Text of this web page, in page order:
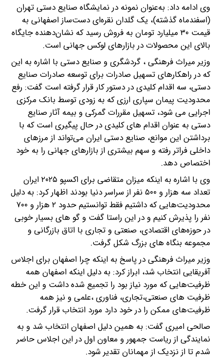
وی ادامه داد: به‌عنوان نمونه در نمایشگاه صنایع دستی تهران
(اسفندماه گذشته)، یک گلدان نقره‌ای دست‌ساز اصفهانی به
قیمت ۳۰ میلیارد تومان به فروش رسید که نشان‌دهنده جایگاه
بالای این محصولات در بازارهای لوکس جهانی است.
وزیر میراث فرهنگی ، گردشگری و صنایع دستی با اشاره به این
که در راهکارهای تسهیل صادرات برای توسعه صادرات صنایع
دستی، سه اقدام کلیدی در دستور کار قرار گرفته است گفت: رفع
محدودیت پیمان‌ سپاری ارزی که به‌ زودی توسط بانک مرکزی
اجرایی می شود، تسهیل مقررات گمرکی و بیمه آثار صنایع
دستی به عنوان اقدام های کلیدی در حال پیگیری است که با
برداشتن این موانع، صنایع دستی ایران می‌تواند از مرزهای
داخلی فراتر رفته و سهم بیشتری از بازارهای جهانی را به خود
اختصاص دهد.
وی با اشاره به اینکه میزان متقاضی برای اکسپو ۲۰۲۵ ایران
تعداد سه هزار و ۵۰۰ نفر از سراسر دنیا بودند اظهار کرد: به دلیل
محدودیت‌هایی که داشتیم فقط توانستیم حدود ۲ هزار و ۷۰۰
نفر را پذیرش کنیم و در این راستا گفت و گو های بسیار خوبی
در حوزه‌های اقتصادی، صنعتی و تجاری با اتاق بازرگانی و
مجموعه بنگاه های بزرگ شکل گرفت.
وزیر میراث فرهنگی در پاسخ به اینکه چرا اصفهان برای اجلاس
آفریقایی انتخاب شد، ابراز کرد: به دلیل اینکه اصفهان همه
ظرفیت‌هایی که مورد نیاز بود را تجمیع شده داشت و این خطه
ظرفیت های صنعتی،تجاری، فناوری ،علمی و نیز همه
ظرفیت‌های ممکن را در خود دارد مورد انتخاب قرار گرفت.
صالحی امیری گفت: به همین دلیل اصفهان انتخاب شد و به
نمایندگی از ریاست جمهور و معاون اول در این اجلاس حاضر
شدم تا از نزدیک از مهمانان تقدیر شود.